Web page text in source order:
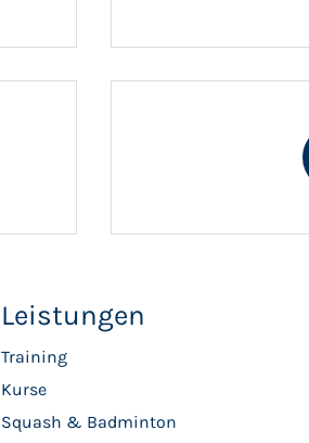
Leistungen
Training
Kurse
Squash & Badminton